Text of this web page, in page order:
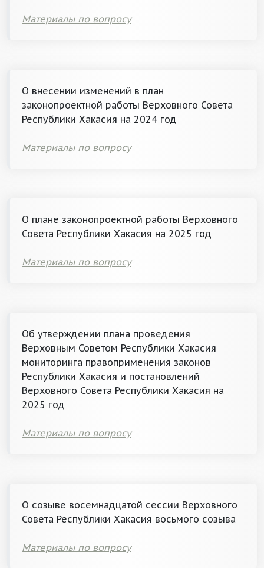
Материалы по вопросу
О внесении изменений в план
законопроектной работы Верховного Совета
Республики Хакасия на 2024 год
Материалы по вопросу
О плане законопроектной работы Верховного
Совета Республики Хакасия на 2025 год
Материалы по вопросу
Об утверждении плана проведения
Верховным Советом Республики Хакасия
мониторинга правоприменения законов
Республики Хакасия и постановлений
Верховного Совета Республики Хакасия на
2025 год
Материалы по вопросу
О созыве восемнадцатой сессии Верховного
Совета Республики Хакасия восьмого созыва
Материалы по вопросу